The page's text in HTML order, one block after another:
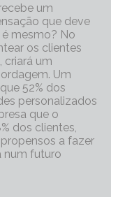
um
que deve
mesmo? No
os clientes
criará um
Um
52% dos
personalizados
que o
dos clientes,
a fazer
num futuro